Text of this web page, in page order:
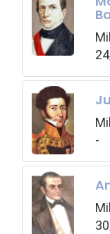
-